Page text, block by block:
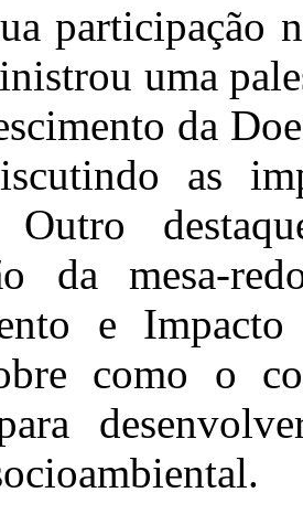
participação
uma
da
as
Outro
da mesa-
e
como o